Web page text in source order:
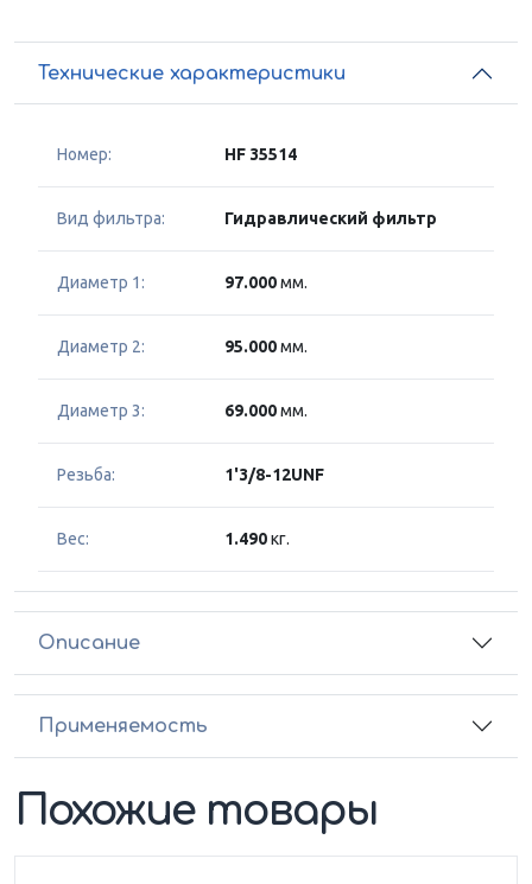
Технические характеристики
Номер: HF 35514
Вид фильтра: Гидравлический фильтр
Диаметр 1: 97.000мм.
Диаметр 2: 95.000мм.
Диаметр 3: 69.000мм.
Резьба: 1'3/8-12UNF
Вес: 1.490кг.
Описание
Применяемость
Похожие товары